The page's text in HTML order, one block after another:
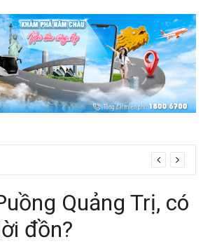
Quảng Trị, có
đồn?